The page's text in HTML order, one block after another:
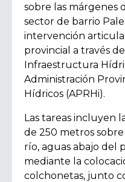
sobre las márgenes
sector de barrio
intervención
provincial a través
Infraestructura
Administración
Hídricos (APRHi).
Las tareas incluyen
de 250 metros
río, aguas abajo del
mediante la
colchonetas, junto